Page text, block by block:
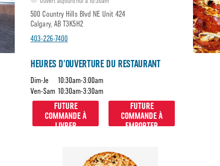
500 Country Hills Blvd NE Unit 424
Calgary, AB T3K5H2
403-226-7400
HEURES D’OUVERTURE DU RESTAURANT
Dim-Je
10:30am-3:00am
Ven-Sam 10:30am-3:30am
FUTURE
COMMANDE À
LIVRER
FUTURE
COMMANDE À
EMPORTER